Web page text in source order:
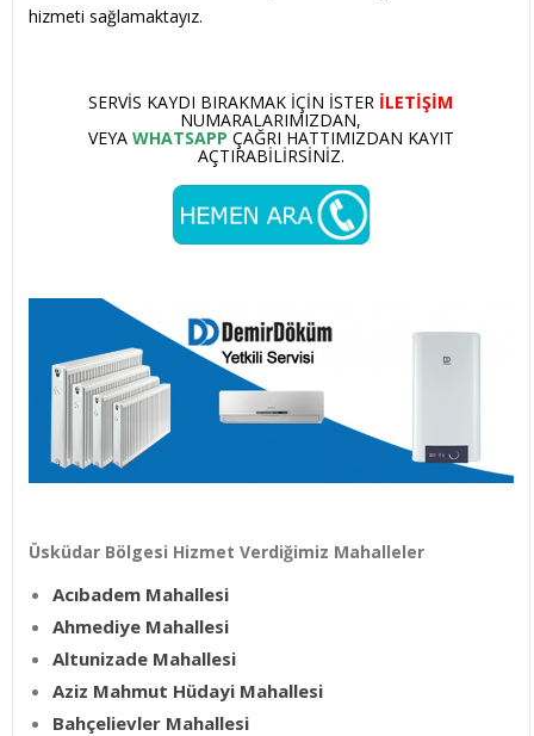
hizmeti sağlamaktayız.
SERVIS KAYDI BIRAKMAK IÇIN ISTER ILETIŞIM
NUMARALARIMIZDAN,
VEYA WHATSAPP ÇAĞRI HATTIMIZDAN KAYIT
AÇTIRABILIRSINIZ.
Üsküdar Bölgesi Hizmet Verdiğimiz Mahalleler
Acıbadem Mahallesi
Ahmediye Mahallesi
Altunizade Mahallesi
Aziz Mahmut Hüdayi Mahallesi
Bahçelievler Mahallesi